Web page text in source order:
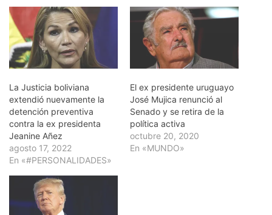
La Justicia boliviana
extendió nuevamente la
detención preventiva
contra la ex presidenta
Jeanine Añez
agosto 17, 2022
En «#PERSONALIDADES»
El ex presidente uruguayo
José Mujica renunció al
Senado y se retira de la
política activa
octubre 20, 2020
En «MUNDO»